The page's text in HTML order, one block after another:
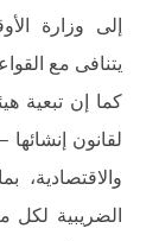
إلى وزارة
يتنافى مع
كما إن تبعية
لقانون
الضريبية لكل